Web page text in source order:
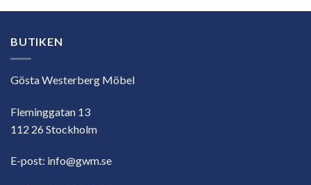
BUTIKEN
Gösta Westerberg Möbel
Fleminggatan 13
112 26 Stockholm
E-post: info@gwm.se